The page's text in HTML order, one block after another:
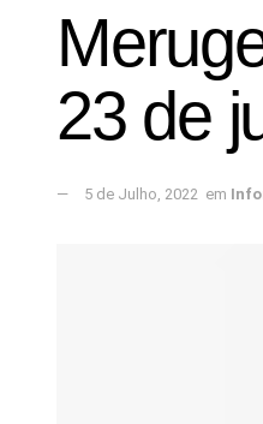
23 de
5 de Julho, 2022 em